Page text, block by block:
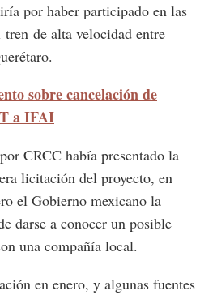
por haber participado en las
de alta velocidad entre
sobre cancelación de
a IFAI
CRCC había presentado la
licitación del proyecto, en
el Gobierno mexicano la
darse a conocer un posible
una compañía local.
en enero, y algunas fuentes